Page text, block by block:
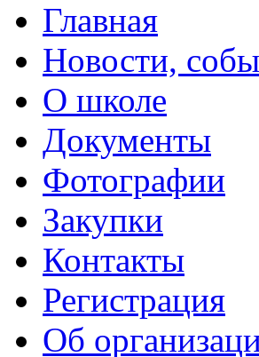
Главная
Новости,
О школе
Документы
Фотографии
Закупки
Контакты
Регистрация
Об